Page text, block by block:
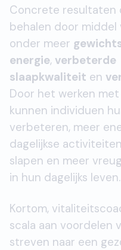
Concrete resultaten
behalen door
onder meer
energie, verbeterde
slaapkwaliteit en
Door het werken
kunnen individuen
verbeteren, meer
dagelijkse
slapen en meer
in hun dagelijks leven.
Kortom,
scala aan voordelen
streven naar een